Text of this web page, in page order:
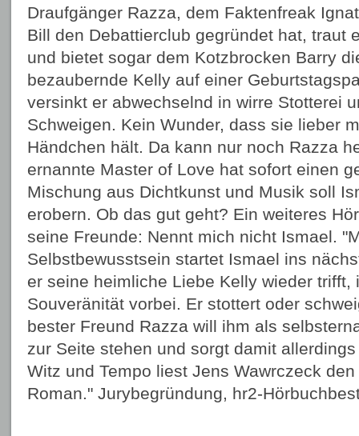
Draufgänger Razza, dem Faktenfreak
Bill den Debattierclub gegründet hat, traut
und bietet sogar dem Kotzbrocken Barry
bezaubernde Kelly auf einer
versinkt er abwechselnd in wirre Stotterei
Schweigen. Kein Wunder, dass sie lieber
Händchen hält. Da kann nur noch Razza
ernannte Master of Love hat sofort einen
Mischung aus Dichtkunst und Musik soll
erobern. Ob das gut geht? Ein weiteres
seine Freunde: Nennt mich nicht Ismael.
Selbstbewusstsein startet Ismael ins
er seine heimliche Liebe Kelly wieder trifft,
Souveränität vorbei. Er stottert oder
bester Freund Razza will ihm als
zur Seite stehen und sorgt damit
Witz und Tempo liest Jens Wawrczeck
Roman." Jurybegründung, hr2-